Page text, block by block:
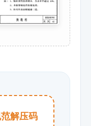
解压码